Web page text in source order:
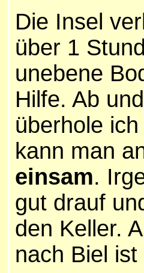
Die Insel
über 1
unebene
Hilfe. Ab
überhole
kann man
einsam.
gut drauf
den Keller.
nach Biel